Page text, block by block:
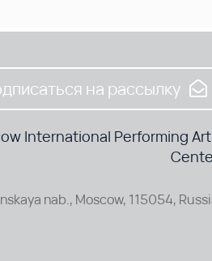
на рассылку
International Performing
nab., Moscow, 115054,